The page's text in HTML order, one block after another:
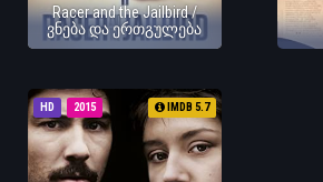
Racer and the Jailbird /
ვნება და ერთგულება
HD 2015 IMDB 5.7